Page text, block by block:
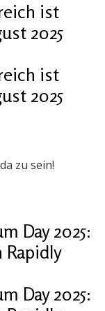
ist
2025
ist
2025
zu sein!
Day 2025:
Day 2025: